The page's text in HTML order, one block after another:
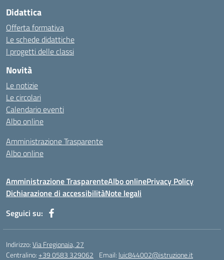
Didattica
Offerta formativa
Le schede didattiche
I progetti delle classi
Novità
Le notizie
Le circolari
Calendario eventi
Albo online
Amministrazione Trasparente
Albo online
Amministrazione TrasparenteAlbo onlinePrivacy Policy
Dichiarazione di accessibilitàNote legali
Seguici su:
Indirizzo:Via Fregionaia, 27
Centralino:+39 0583 329062 Email: luic844002@istruzione.it